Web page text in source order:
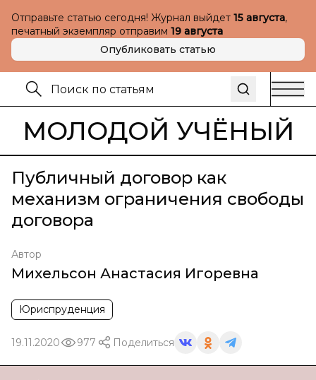
Отправьте статью сегодня! Журнал выйдет 15 августа,
печатный экземпляр отправим 19 августа
Опубликовать статью
МОЛОДОЙ УЧЁНЫЙ
Публичный договор как
механизм ограничения свободы
договора
Автор
Михельсон Анастасия Игоревна
Юриспруденция
19.11.2020 977 Поделиться